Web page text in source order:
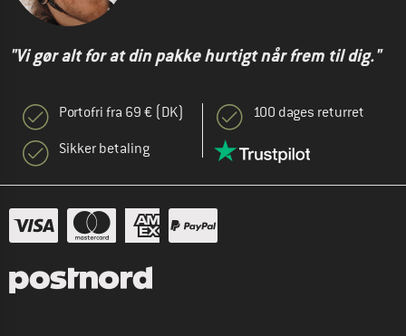
"Vi gør alt for at din pakke hurtigt når frem til dig."
Portofri fra 69 € (DK)
Sikker betaling
100 dages returret